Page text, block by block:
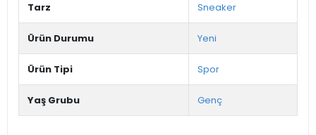
Tarz Sneaker
Ürün Durumu Yeni
Ürün Tipi Spor
Yaş Grubu Genç